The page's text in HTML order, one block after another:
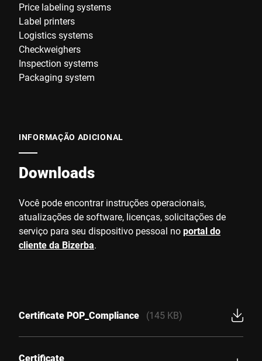
Price labeling systems
Label printers
Logistics systems
Checkweighers
Inspection systems
Packaging system
INFORMAÇÃO ADICIONAL
Downloads
Você pode encontrar instruções operacionais,
atualizações de software, licenças, solicitações de
serviço para seu dispositivo pessoal noportal do
cliente da Bizerba.
Certificate POP_Compliance (145 KB)
Certificate